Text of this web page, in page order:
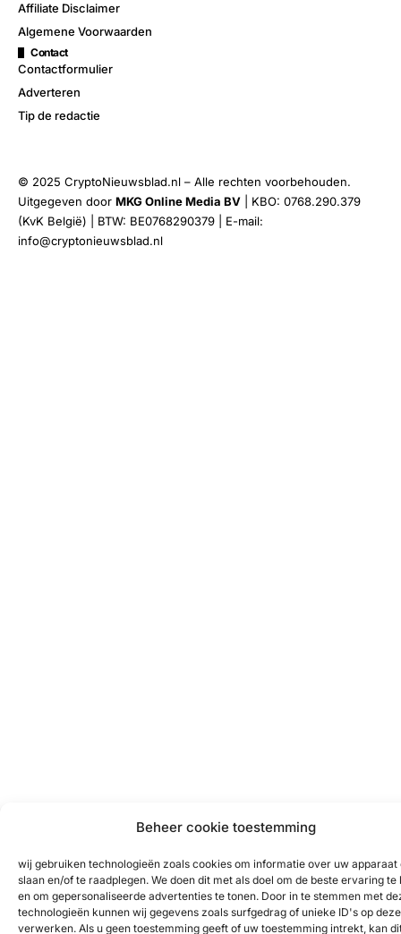
Beheer cookie toestemming
wij gebruiken technologieën zoals cookies om informatie over uw apparaat
slaan en/of te raadplegen. We doen dit met als doel om de beste ervaring te
en om gepersonaliseerde advertenties te tonen. Door in te stemmen met
technologieën kunnen wij gegevens zoals surfgedrag of unieke ID's op
verwerken. Als u geen toestemming geeft of uw toestemming intrekt, kan
Affiliate Disclaimer
Algemene Voorwaarden
Contact
Contactformulier
Adverteren
Tip de redactie
© 2025 CryptoNieuwsblad.nl – Alle rechten voorbehouden.
Uitgegeven door MKG Online Media BV | KBO: 0768.290.379
(KvK België) | BTW: BE0768290379 | E-mail:
info@cryptonieuwsblad.nl